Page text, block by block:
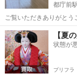
都庁前
ご覧いただきありがとう
ス）のセミダブルサイズ
料】でお譲りいたします。 ■ 商品情報 ・ブランド：ZINUS（ジ
・商品名：メタル ...
東京 新宿区 都
【夏
状態が
プリフラ